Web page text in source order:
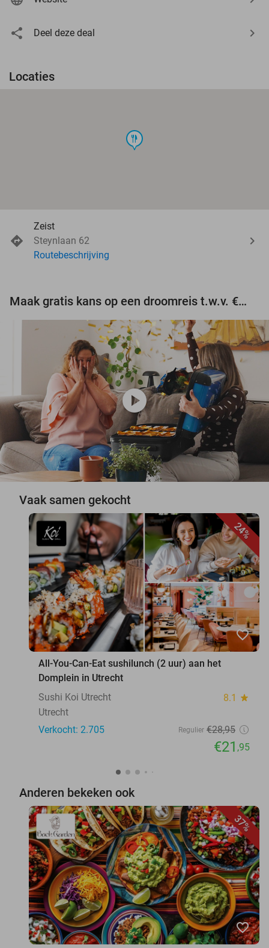
Deel deze deal
Locaties
food
Zeist
Steynlaan 62
Routebeschrijving
Maak gratis kans op een droomreis t.w.v. €3.000!
play_circle
Vaak samen gekocht
24%
favorite_border
All-You-Can-Eat sushilunch (2 uur) aan het
Domplein in Utrecht
Sushi Koi Utrecht
8.1 star
Utrecht
Verkocht: 2.705
Regulier €28,95
€21 ,95
Anderen bekeken ook
37%
favorite_border